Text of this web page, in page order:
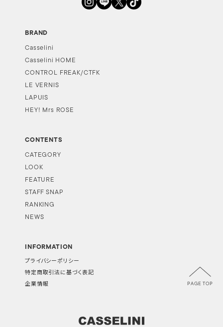
BRAND
Casselini
Casselini HOME
CONTROL FREAK/CTFK
LE VERNIS
LAPUIS
HEY! Mrs ROSE
CONTENTS
CATEGORY
LOOK
FEATURE
STAFF SNAP
RANKING
NEWS
INFORMATION
プライバシーポリシー
特定商取引法に基づく表記
企業情報 PAGE TOP